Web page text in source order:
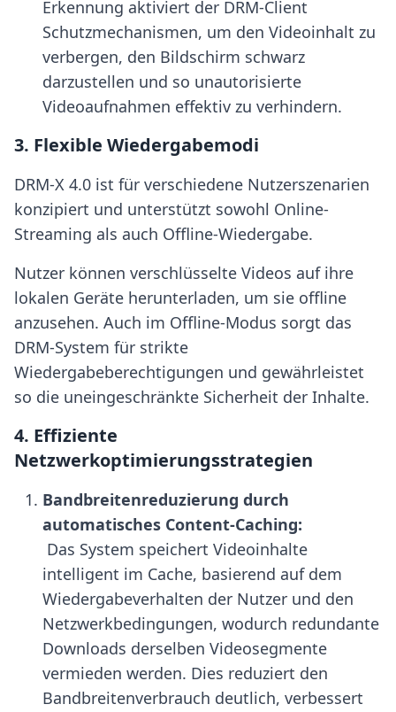
Erkennung aktiviert der DRM-Client
Schutzmechanismen, um den Videoinhalt zu
verbergen, den Bildschirm schwarz
darzustellen und so unautorisierte
Videoaufnahmen effektiv zu verhindern.
3. Flexible Wiedergabemodi
DRM-X 4.0 ist für verschiedene Nutzerszenarien
konzipiert und unterstützt sowohl Online-
Streaming als auch Offline-Wiedergabe.
Nutzer können verschlüsselte Videos auf ihre
lokalen Geräte herunterladen, um sie offline
anzusehen. Auch im Offline-Modus sorgt das
DRM-System für strikte
Wiedergabeberechtigungen und gewährleistet
so die uneingeschränkte Sicherheit der Inhalte.
4. Effiziente
Netzwerkoptimierungsstrategien
Bandbreitenreduzierung durch
automatisches Content-Caching:
intelligent im Cache, basierend auf dem
Wiedergabeverhalten der Nutzer und den
Netzwerkbedingungen, wodurch redundante
Downloads derselben Videosegmente
vermieden werden. Dies reduziert den
Bandbreitenverbrauch deutlich, verbessert